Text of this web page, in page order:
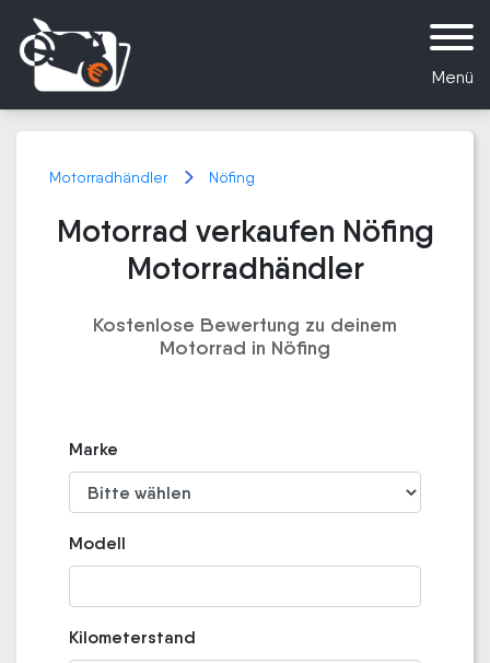
Menü
Motorradhändler Nöfing
Motorrad verkaufen Nöfing
Motorradhändler
Kostenlose Bewertung zu deinem
Motorrad in Nöfing
Marke
Modell
Kilometerstand